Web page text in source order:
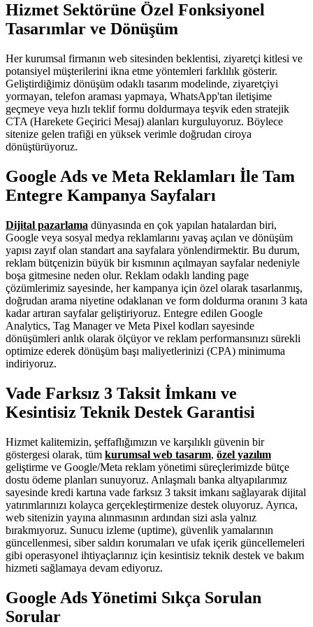
Hizmet Sektörüne Özel Fonksiyonel
Tasarımlar ve Dönüşüm
Her kurumsal firmanın web sitesinden beklentisi, ziyaretçi kitlesi ve
potansiyel müşterilerini ikna etme yöntemleri farklılık gösterir.
Geliştirdiğimiz dönüşüm odaklı tasarım modelinde, ziyaretçiyi
yormayan, telefon araması yapmaya, WhatsApp'tan iletişime
geçmeye veya hızlı teklif formu doldurmaya teşvik eden stratejik
CTA (Harekete Geçirici Mesaj) alanları kurguluyoruz. Böylece
sitenize gelen trafiği en yüksek verimle doğrudan ciroya
dönüştürüyoruz.
Google Ads ve Meta Reklamları İle Tam
Entegre Kampanya Sayfaları
Dijital pazarlama dünyasında en çok yapılan hatalardan biri,
Google veya sosyal medya reklamlarını yavaş açılan ve dönüşüm
yapısı zayıf olan standart ana sayfalara yönlendirmektir. Bu durum,
reklam bütçenizin büyük bir kısmının açılmayan sayfalar nedeniyle
boşa gitmesine neden olur. Reklam odaklı landing page
çözümlerimiz sayesinde, her kampanya için özel olarak tasarlanmış,
doğrudan arama niyetine odaklanan ve form doldurma oranını 3 kata
kadar artıran sayfalar geliştiriyoruz. Entegre edilen Google
Analytics, Tag Manager ve Meta Pixel kodları sayesinde
dönüşümleri anlık olarak ölçüyor ve reklam performansınızı sürekli
optimize ederek dönüşüm başı maliyetlerinizi (CPA) minimuma
indiriyoruz.
Vade Farksız 3 Taksit İmkanı ve
Kesintisiz Teknik Destek Garantisi
Hizmet kalitemizin, şeffaflığımızın ve karşılıklı güvenin bir
göstergesi olarak, tüm kurumsal web tasarım, özel yazılım
geliştirme ve Google/Meta reklam yönetimi süreçlerimizde bütçe
dostu ödeme planları sunuyoruz. Anlaşmalı banka altyapılarımız
sayesinde kredi kartına vade farksız 3 taksit imkanı sağlayarak dijital
yatırımlarınızı kolayca gerçekleştirmenize destek oluyoruz. Ayrıca,
web sitenizin yayına alınmasının ardından sizi asla yalnız
bırakmıyoruz. Sunucu izleme (uptime), güvenlik yamalarının
güncellenmesi, siber saldırı korumaları ve ufak içerik güncellemeleri
gibi operasyonel ihtiyaçlarınız için kesintisiz teknik destek ve bakım
hizmeti sağlamaya devam ediyoruz.
Google Ads Yönetimi Sıkça Sorulan
Sorular